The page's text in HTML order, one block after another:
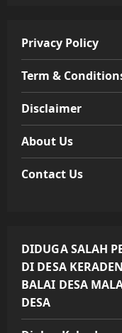
Privacy Policy
Term &
Disclaimer
About Us
Contact Us
DIDUGA SALAH
DI DESA
BALAI DESA
DESA